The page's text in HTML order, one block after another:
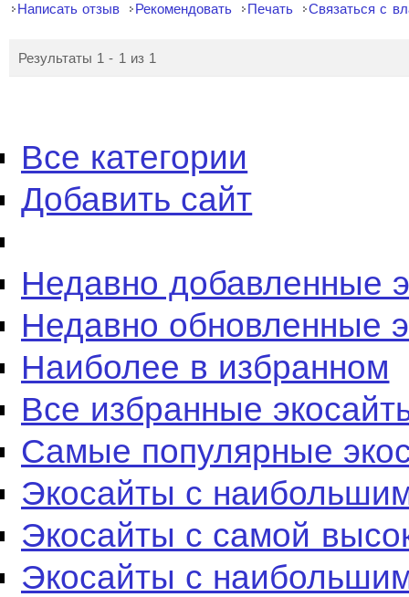
Написать отзыв Рекомендовать Печать Связаться с
Результаты 1 - 1 из 1
Все категории
Добавить сайт
Недавно добавленные
Недавно обновленные
Наиболее в избранном
Все избранные
Самые популярные
Экосайты с
Экосайты с самой
Экосайты с